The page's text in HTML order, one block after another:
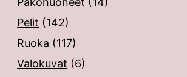
Pelit (142)
Ruoka (117)
Valokuvat (6)